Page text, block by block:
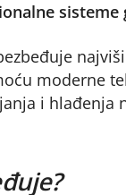
sisteme
moderne
i hlađenja